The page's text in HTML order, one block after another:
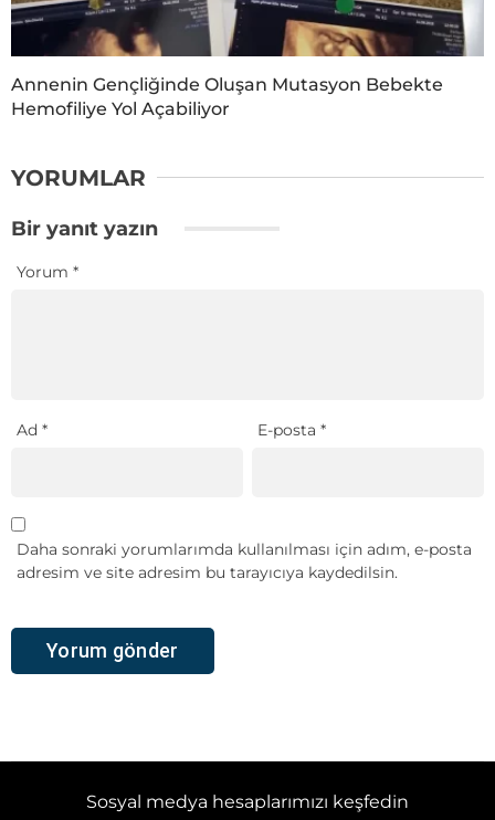
Annenin Gençliğinde Oluşan Mutasyon Bebekte
Hemofiliye Yol Açabiliyor
YORUMLAR
Bir yanıt yazın
Yorum *
Ad * E-posta*
Daha sonraki yorumlarımda kullanılması için adım, e-posta
adresim ve site adresim bu tarayıcıya kaydedilsin.
Sosyal medya hesaplarımızı keşfedin